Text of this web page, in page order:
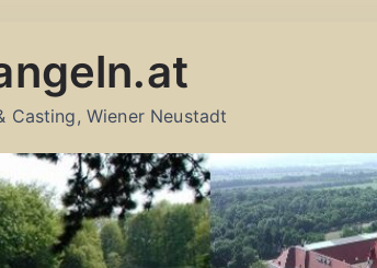
Casting, Wiener Neustadt